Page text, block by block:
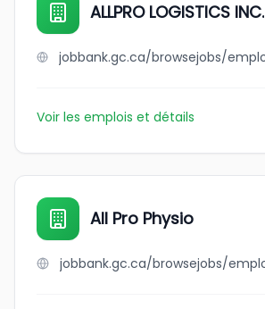
ALLPRO LOGISTICS INC.
Voir les emplois et détails
All Pro Physio